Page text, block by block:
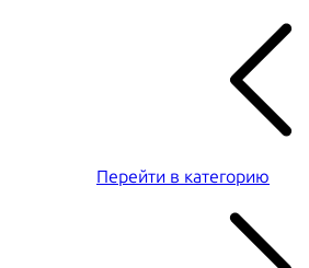
Перейти в категорию